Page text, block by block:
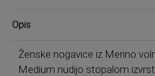
Opis
Ženske nogavice iz Merino
Medium nudijo stopalom